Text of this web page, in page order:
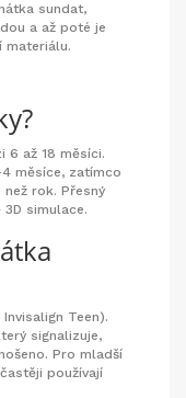
sundat,
a až poté je
materiálu.
6 až 18 měsíci.
měsíce, zatímco
rok. Přesný
simulace.
Teen).
signalizuje,
Pro mladší
používají